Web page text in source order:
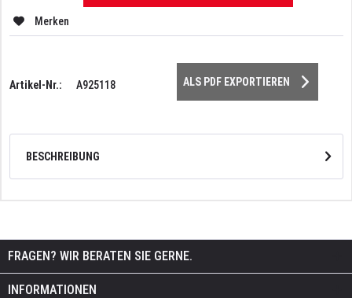
Merken
Artikel-Nr.: A925118 ALS PDF EXPORTIEREN
BESCHREIBUNG
FRAGEN? WIR BERATEN SIE GERNE.
INFORMATIONEN